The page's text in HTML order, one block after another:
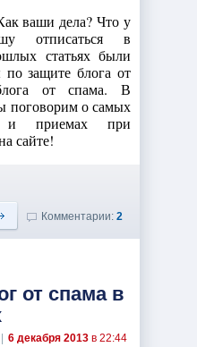
ваши дела? Что у
отписаться в
статьях были
защите блога от
от спама. В
поговорим о самых
и приемах при
сайте!
Комментарии: 2
от спама в
6 декабря 2013 в 22:44